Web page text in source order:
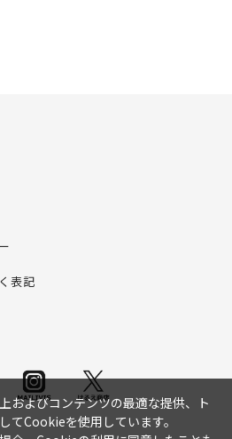
表記
およびコンテンツの最適な提供、ト
てCookieを使用しています。